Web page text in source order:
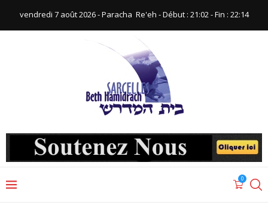
vendredi 7 août 2026 - Paracha ‪ Re'eh‬ - Début : 21:02‬ - Fin : ‪22:14‬
0